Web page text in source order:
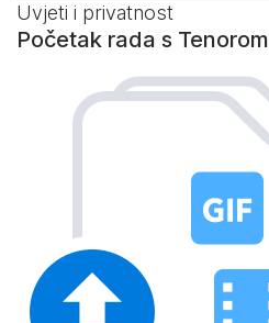
Uvjeti i privatnost
Početak rada s Tenorom